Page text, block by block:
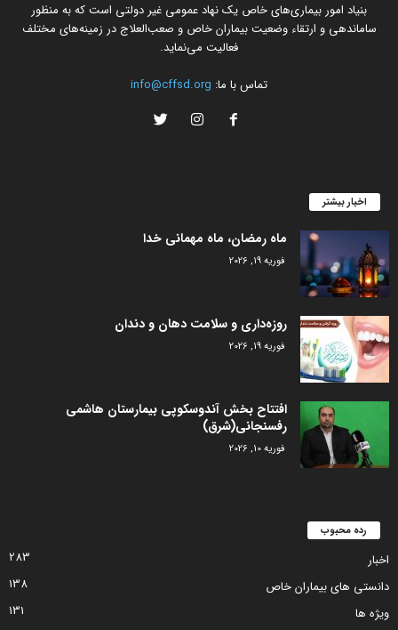
بنیاد امور بیماری‌های خاص یک نهاد عمومی غیر دولتی است که به منظور
ساماندهی و ارتقاء وضعیت بیماران خاص و صعب‌العلاج در زمینه‌های مختلف
فعالیت می‌نماید.
تماس با ما: info@cffsd.org
اخبار بیشتر
ماه رمضان، ماه مهمانی خدا
فوریه 19, 2026
روزه‌داری و سلامت دهان و دندان
فوریه 19, 2026
افتتاح بخش آندوسکوپی بیمارستان هاشمی
رفسنجانی(شرق)
فوریه 10, 2026
رده محبوب
اخبار
283
دانستی های بیماران خاص
138
ویژه ها
131